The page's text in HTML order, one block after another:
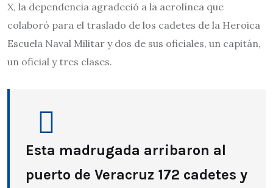
X, la dependencia agradeció a la aerolínea que
colaboró para el traslado de los cadetes de la Heroica
Escuela Naval Militar y dos de sus oficiales, un capitán,
un oficial y tres clases.
Esta madrugada arribaron al
puerto de Veracruz 172 cadetes y